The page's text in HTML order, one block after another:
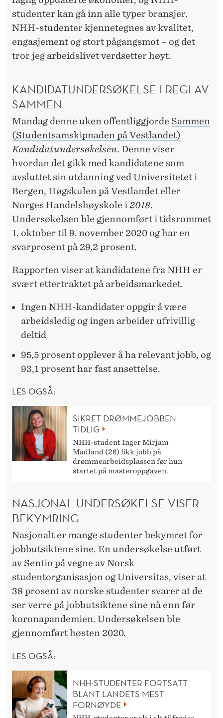
studenter kan gå inn alle typer bransjer.
NHH-studenter kjennetegnes av kvalitet,
engasjement og stort pågangsmot – og det
tror jeg arbeidslivet verdsetter høyt.
KANDIDATUNDERSØKELSE I REGI AV
SAMMEN
Mandag denne uken offentliggjorde Sammen
(Studentsamskipnaden på Vestlandet)
Kandidatundersøkelsen. Denne viser
hvordan det gikk med kandidatene som
avsluttet sin utdanning ved Universitetet i
Bergen, Høgskulen på Vestlandet eller
Norges Handelshøyskole i 2018.
Undersøkelsen ble gjennomført i tidsrommet
1. oktober til 9. november 2020 og har en
svarprosent på 29,2 prosent.
Rapporten viser at kandidatene fra NHH er
svært ettertraktet på arbeidsmarkedet.
Ingen NHH-kandidater oppgir å være
arbeidsledig og ingen arbeider ufrivillig
deltid
95,5 prosent opplever å ha relevant jobb, og
93,1 prosent har fast ansettelse.
LES OGSÅ:
SIKRET DRØMMEJOBBEN
TIDLIG
NHH-student Inger Mirjam
Madland (26) fikk jobb på
drømmearbeidsplassen før hun
startet på masteroppgaven.
NASJONAL UNDERSØKELSE VISER
BEKYMRING
Nasjonalt er mange studenter bekymret for
jobbutsiktene sine. En undersøkelse utført
av Sentio på vegne av Norsk
studentorganisasjon og Universitas, viser at
38 prosent av norske studenter svarer at de
ser verre på jobbutsiktene sine nå enn før
koronapandemien. Undersøkelsen ble
gjennomført høsten 2020.
LES OGSÅ:
NHH-STUDENTER FORTSATT
BLANT LANDETS MEST
FORNØYDE